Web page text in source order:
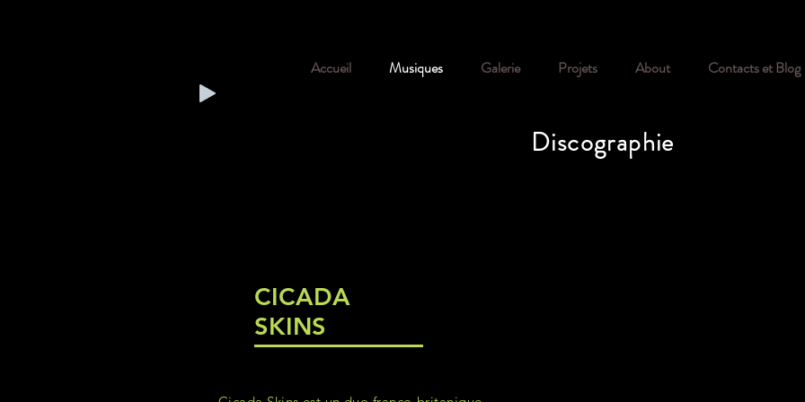
Accueil Musiques Galerie Projets About Contacts et Blog
Discographie
CICADA
SKINS